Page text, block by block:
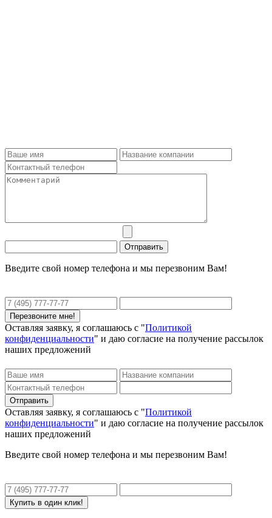
Введите свой номер телефона и мы перезвоним Вам!
Оставляя заявку, я соглашаюсь с "Политикой
конфиденциальности" и даю согласие на получение рассылок
наших предложений
Оставляя заявку, я соглашаюсь с "Политикой
конфиденциальности" и даю согласие на получение рассылок
наших предложений
Введите свой номер телефона и мы перезвоним Вам!